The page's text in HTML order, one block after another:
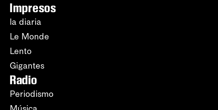
Impresos
la diaria
Le Monde
Lento
Gigantes
Radio
Periodismo